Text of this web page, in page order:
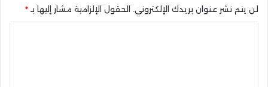
لن يتم نشر عنوان بريدك الإلكتروني. الحقول الإلزامية مشار إليها بـ*